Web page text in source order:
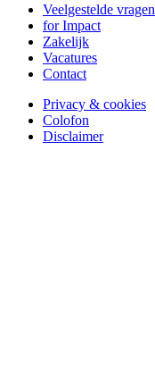
Veelgestelde vragen
for Impact
Zakelijk
Vacatures
Contact
Privacy & cookies
Colofon
Disclaimer